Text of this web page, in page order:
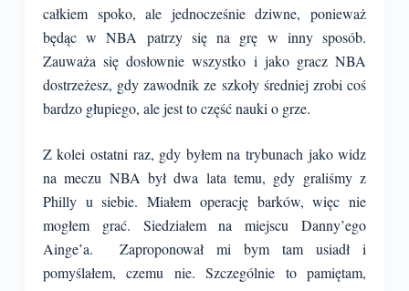
całkiem spoko, ale jednocześnie dziwne, ponieważ
będąc w NBA patrzy się na grę w inny sposób.
Zauważa się dosłownie wszystko i jako gracz NBA
dostrzeżesz, gdy zawodnik ze szkoły średniej zrobi coś
bardzo głupiego, ale jest to część nauki o grze.
Z kolei ostatni raz, gdy byłem na trybunach jako widz
na meczu NBA był dwa lata temu, gdy graliśmy z
Philly u siebie. Miałem operację barków, więc nie
mogłem grać. Siedziałem na miejscu Danny’ego
Ainge’a. Zaproponował mi bym tam usiadł i
pomyślałem, czemu nie. Szczególnie to pamiętam,